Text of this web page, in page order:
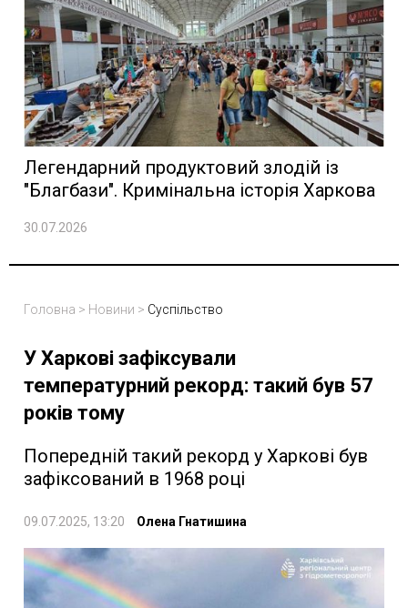
Легендарний продуктовий злодій із
"Благбази". Кримінальна історія Харкова
30.07.2026
Головна > Новини > Суспільство
У Харкові зафіксували
температурний рекорд: такий був 57
років тому
Попередній такий рекорд у Харкові був
зафіксований в 1968 році
09.07.2025, 13:20 Олена Гнатишина